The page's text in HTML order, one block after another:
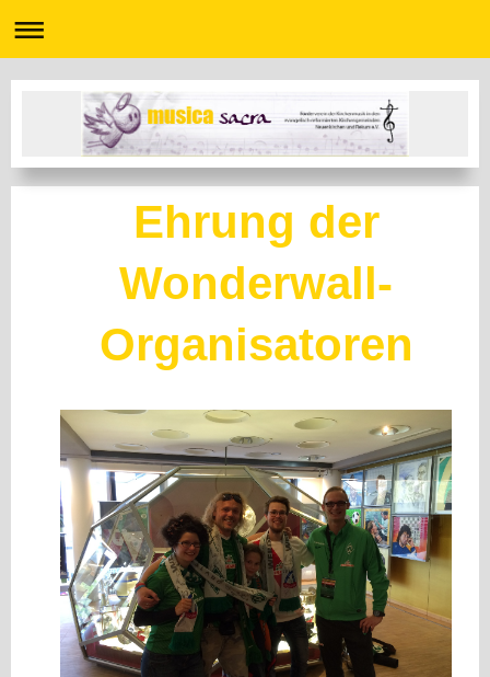
Ehrung der
Wonderwall-
Organisatoren